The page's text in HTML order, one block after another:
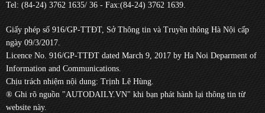
Tel: (84-24) 3762 1635/ 36 - Fax:(84-24) 3762 1639.
Giấy phép số 916/GP-TTĐT, Sở Thông tin và Truyền thông Hà Nội cấp
ngày 09/3/2017.
Licence No. 916/GP-TTĐT dated March 9, 2017 by Ha Noi Deparment of
Information and Communications.
Chịu trách nhiệm nội dung: Trịnh Lê Hùng.
® Ghi rõ nguồn "AUTODAILY.VN" khi bạn phát hành lại thông tin từ
website này.